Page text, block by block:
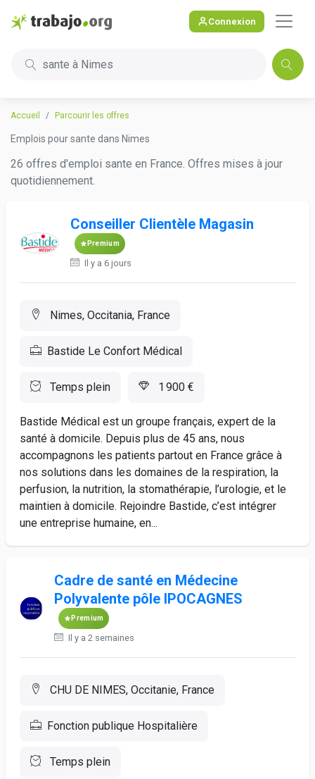
Connexion
sante à Nimes
Accueil Parcourir les offres
Emplois pour sante dans Nimes
26 offres d'emploi sante en France. Offres mises à jour
quotidiennement.
Conseiller Clientèle Magasin
Premium
Il y a 6 jours
Nimes, Occitania, France
Bastide Le Confort Médical
Temps plein 1 900 €
Bastide Médical est un groupe français, expert de la
santé à domicile. Depuis plus de 45 ans, nous
accompagnons les patients partout en France grâce à
nos solutions dans les domaines de la respiration, la
perfusion, la nutrition, la stomathérapie, l’urologie, et le
maintien à domicile. Rejoindre Bastide, c’est intégrer
une entreprise humaine, en...
Cadre de santé en Médecine
Polyvalente pôle IPOCAGNES
Premium
Il y a 2 semaines
CHU DE NIMES, Occitanie, France
Fonction publique Hospitalière
Temps plein